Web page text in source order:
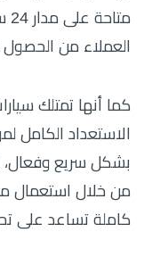
العملاء من
كما أنها تمتلك
الاستعداد الكامل
بشكل سريع وفعال،
من خلال استعمال
كاملة تساعد على